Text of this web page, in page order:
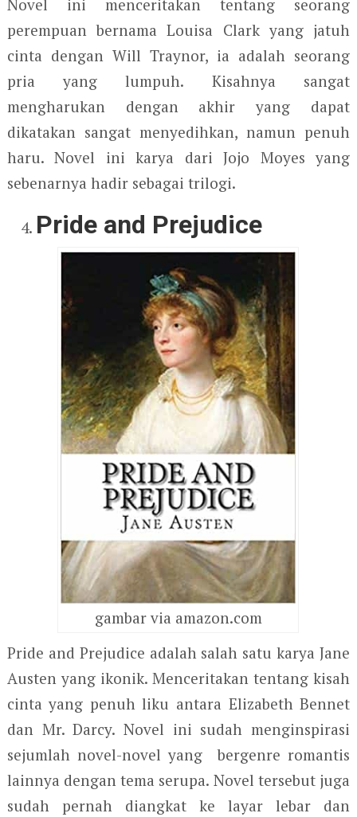
Novel ini menceritakan tentang seorang
perempuan bernama Louisa Clark yang jatuh
cinta dengan Will Traynor, ia adalah seorang
pria yang lumpuh. Kisahnya sangat
mengharukan dengan akhir yang dapat
dikatakan sangat menyedihkan, namun penuh
haru. Novel ini karya dari Jojo Moyes yang
sebenarnya hadir sebagai trilogi.
Pride and Prejudice
gambar via amazon.com
Pride and Prejudice adalah salah satu karya Jane
Austen yang ikonik. Menceritakan tentang kisah
cinta yang penuh liku antara Elizabeth Bennet
dan Mr. Darcy. Novel ini sudah menginspirasi
sejumlah novel-novel yang bergenre romantis
lainnya dengan tema serupa. Novel tersebut juga
sudah pernah diangkat ke layar lebar dan